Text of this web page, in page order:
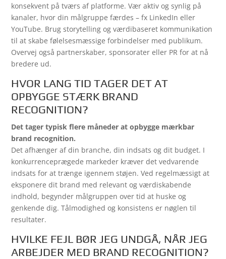
konsekvent på tværs af platforme. Vær aktiv og synlig på
kanaler, hvor din målgruppe færdes – fx LinkedIn eller
YouTube. Brug storytelling og værdibaseret kommunikation
til at skabe følelsesmæssige forbindelser med publikum.
Overvej også partnerskaber, sponsorater eller PR for at nå
bredere ud.
HVOR LANG TID TAGER DET AT
OPBYGGE STÆRK BRAND
RECOGNITION?
Det tager typisk flere måneder at opbygge mærkbar
brand recognition.
Det afhænger af din branche, din indsats og dit budget. I
konkurrenceprægede markeder kræver det vedvarende
indsats for at trænge igennem støjen. Ved regelmæssigt at
eksponere dit brand med relevant og værdiskabende
indhold, begynder målgruppen over tid at huske og
genkende dig. Tålmodighed og konsistens er nøglen til
resultater.
HVILKE FEJL BØR JEG UNDGÅ, NÅR JEG
ARBEJDER MED BRAND RECOGNITION?